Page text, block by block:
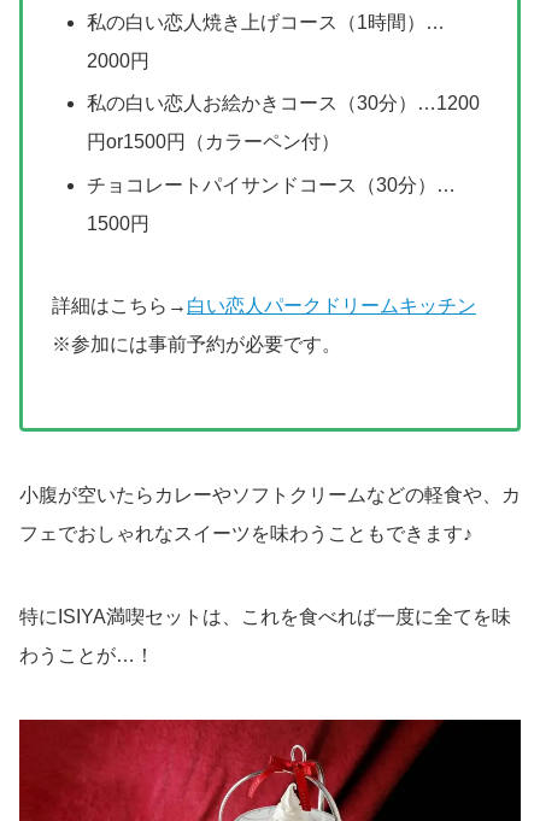
私の白い恋人焼き上げコース（1時間）…
2000円
私の白い恋人お絵かきコース（30分）…1200
円or1500円（カラーペン付）
チョコレートパイサンドコース（30分）…
1500円
詳細はこちら→ 白い恋人パークドリームキッチン
※参加には事前予約が必要です。
小腹が空いたらカレーやソフトクリームなどの軽食や、カ
フェでおしゃれなスイーツを味わうこともできます♪
特にISIYA満喫セットは、これを食べれば一度に全てを味
わうことが…！